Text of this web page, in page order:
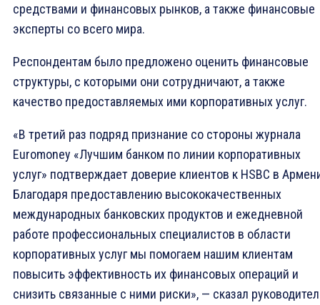
средствами и финансовых рынков, а также финансовые
эксперты со всего мира.
Респондентам было предложено оценить финансовые
структуры, с которыми они сотрудничают, а также
качество предоставляемых ими корпоративных услуг.
«В третий раз подряд признание со стороны журнала
Euromoney «Лучшим банком по линии корпоративных
услуг» подтверждает доверие клиентов к HSBC в
Благодаря предоставлению высококачественных
международных банковских продуктов и ежедневной
работе профессиональных специалистов в области
корпоративных услуг мы помогаем нашим клиентам
повысить эффективность их финансовых операций и
снизить связанные с ними риски», — сказал